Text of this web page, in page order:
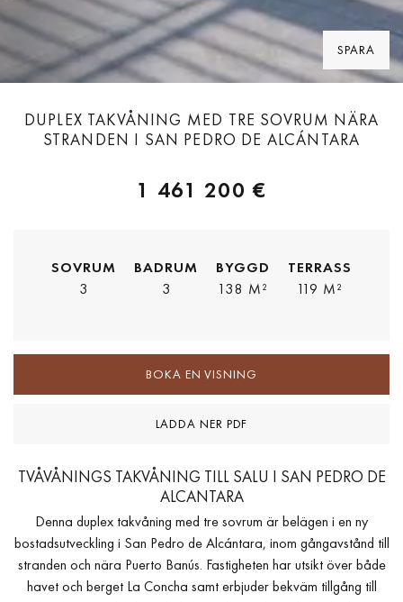
SPARA
DUPLEX TAKVÅNING MED TRE SOVRUM NÄRA
STRANDEN I SAN PEDRO DE ALCÁNTARA
1 461 200 €
SOVRUM
3
BADRUM
3
BYGGD
138 M²
TERRASS
119 M²
BOKA EN VISNING
LADDA NER PDF
TVÅVÅNINGS TAKVÅNING TILL SALU I SAN PEDRO DE
ALCANTARA
Denna duplex takvåning med tre sovrum är belägen i en ny
bostadsutveckling i San Pedro de Alcántara, inom gångavstånd till
stranden och nära Puerto Banús. Fastigheten har utsikt över både
havet och berget La Concha samt erbjuder bekväm tillgång till